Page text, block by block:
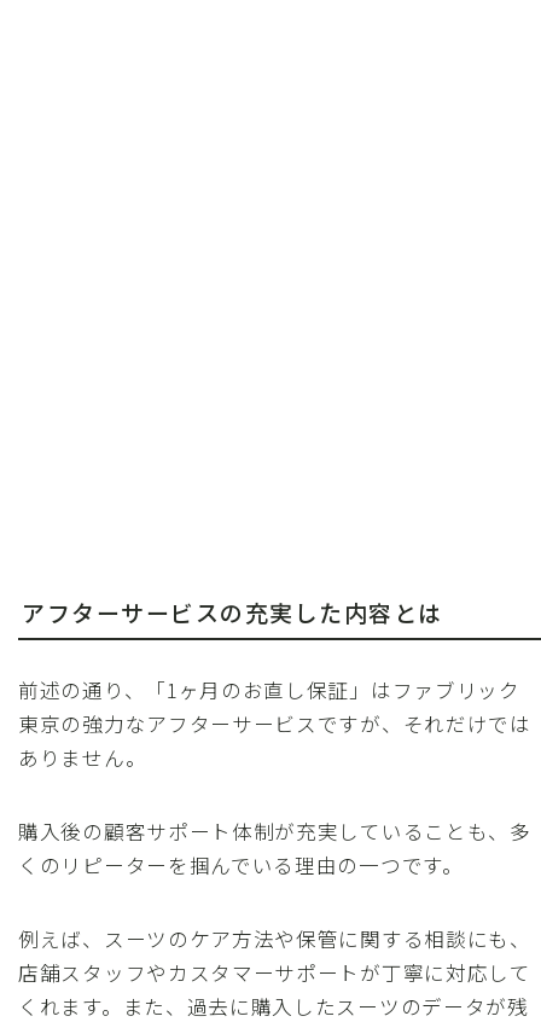
アフターサービスの充実した内容とは
前述の通り、「1ヶ月のお直し保証」はファブリック
東京の強力なアフターサービスですが、それだけでは
ありません。
購入後の顧客サポート体制が充実していることも、多
くのリピーターを掴んでいる理由の一つです。
例えば、スーツのケア方法や保管に関する相談にも、
店舗スタッフやカスタマーサポートが丁寧に対応して
くれます。また、過去に購入したスーツのデータが残